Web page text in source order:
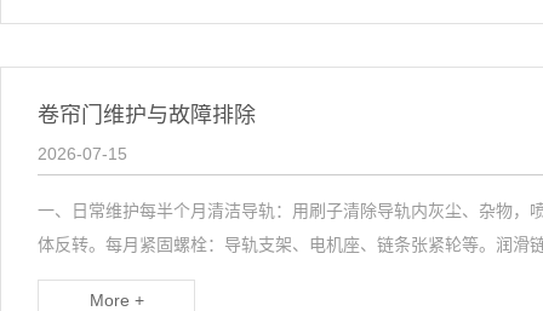
卷帘门维护与故障排除
2026-07-15
一、日常维护每半个月清洁导轨：用刷子清除导轨内灰尘、杂物
体反转。每月紧固螺栓：导轨支架、电机座、链条张紧轮等。润
More +